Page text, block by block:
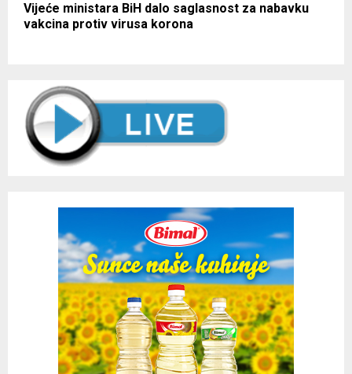
Vijeće ministara BiH dalo saglasnost za nabavku
vakcina protiv virusa korona